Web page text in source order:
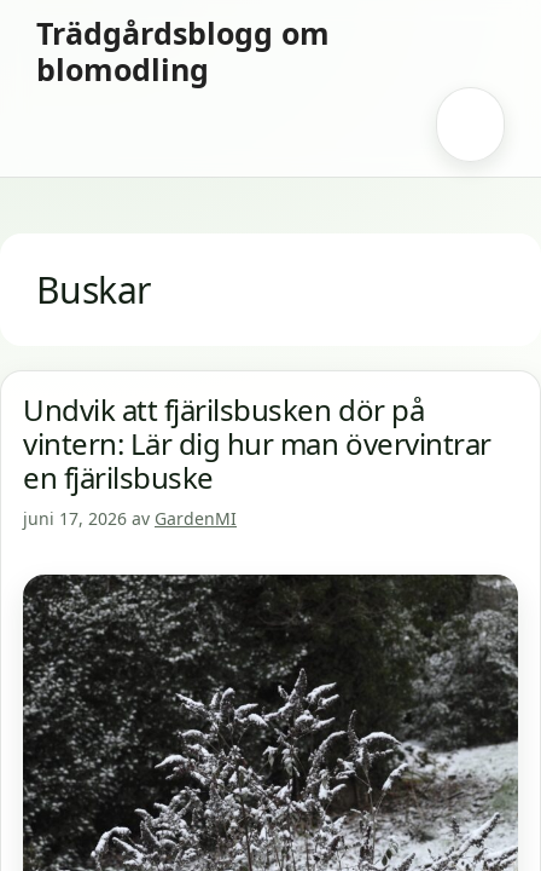
innehåll
Trädgårdsblogg om
blomodling
Buskar
Undvik att fjärilsbusken dör på
vintern: Lär dig hur man övervintrar
en fjärilsbuske
juni 17, 2026 av GardenMI